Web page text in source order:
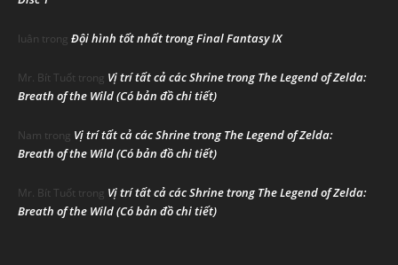
luân trong Đội hình tốt nhất trong Final Fantasy IX
Mr. Bít Tuốt trong Vị trí tất cả các Shrine trong The Legend of Zelda:
Breath of the Wild (Có bản đồ chi tiết)
Nam trong Vị trí tất cả các Shrine trong The Legend of Zelda:
Breath of the Wild (Có bản đồ chi tiết)
Mr. Bít Tuốt trong Vị trí tất cả các Shrine trong The Legend of Zelda:
Breath of the Wild (Có bản đồ chi tiết)